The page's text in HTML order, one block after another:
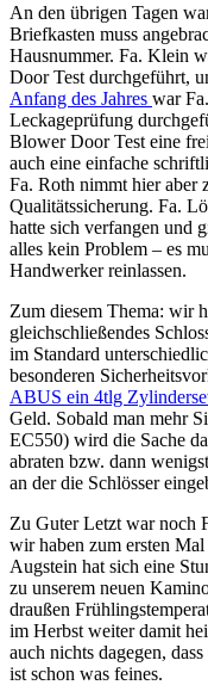
An den übrigen Tagen
Briefkasten muss
Hausnummer. Fa. Klein
Door Test durchgeführt,
Anfang des Jahres war
Leckageprüfung
Blower Door Test eine
auch eine einfache
Fa. Roth nimmt hier aber
Qualitätssicherung. Fa.
hatte sich verfangen und
alles kein Problem – es
Handwerker reinlassen.
Zum diesem Thema: wir
gleichschließendes
im Standard
besonderen
ABUS ein 4tlg
Geld. Sobald man mehr
EC550) wird die Sache
abraten bzw. dann
an der die Schlösser
Zu Guter Letzt war noch
wir haben zum ersten
Augstein hat sich eine
zu unserem neuen
draußen
im Herbst weiter damit
auch nichts dagegen,
ist schon was feines.